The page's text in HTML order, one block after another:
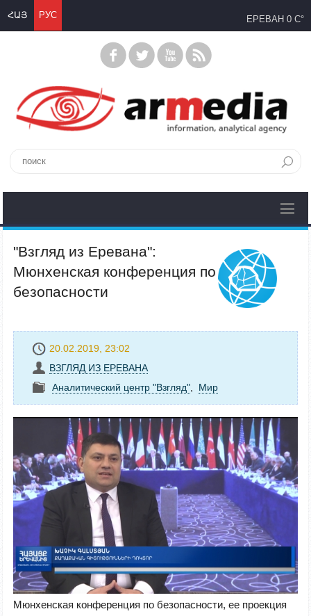
ՀԱՅ РУС ЕРЕВАН 0 C°
"Взгляд из Еревана":
Мюнхенская конференция по
безопасности
20.02.2019, 23:02
ВЗГЛЯД ИЗ ЕРЕВАНА
Аналитический центр "Взгляд"
Mир
Мюнхенская конференция по безопасности, ее проекция